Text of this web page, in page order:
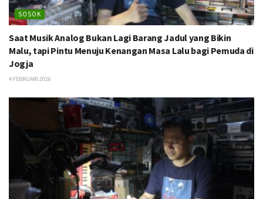
SOSOK
Saat Musik Analog Bukan Lagi Barang Jadul yang Bikin
Malu, tapi Pintu Menuju Kenangan Masa Lalu bagi Pemuda di
Jogja
4 FEBRUARI 2026